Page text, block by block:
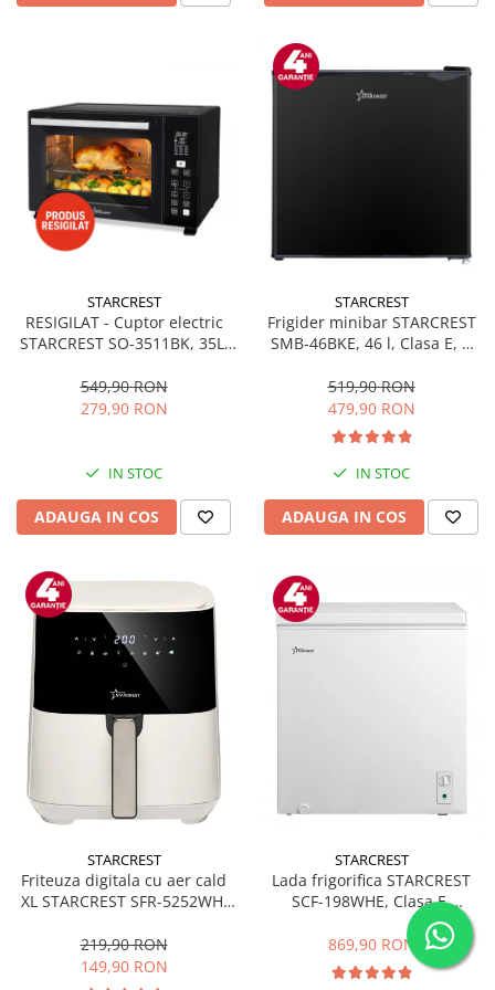
STARCREST
RESIGILAT - Cuptor electric
STARCREST SO-3511BK, 35L,
Programe predefinite,
Interfata digitala, Negru
549,90 RON
279,90 RON
IN STOC
ADAUGA IN COS
STARCREST
Frigider minibar STARCREST
SMB-46BKE, 46 l, Clasa E, H
519,90 RON
479,90 RON
IN STOC
ADAUGA IN COS
STARCREST
Friteuza digitala cu aer cald
XL STARCREST SFR-5252WH,
200 °C, 8 programe
predefinite, Alb
219,90 RON
149,90 RON
STARCREST
Lada frigorifica STARCREST
SCF-198WHE, Clasa E,
Capacitate 198L, Sistem
convertibil - functie frigider,
Termostat reglabil, Alb
869,90 RON